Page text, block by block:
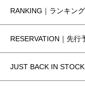
RANKING｜ランキング
RESERVATION｜先行
JUST BACK IN